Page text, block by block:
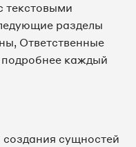
текстовыми
разделы
Ответственные
каждый
создания сущностей